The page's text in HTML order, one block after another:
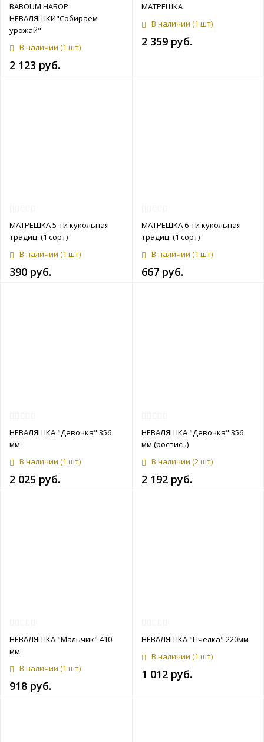
BABOUM НАБОР
НЕВАЛЯШКИ"Собираем
урожай"
В наличии (1 шт)
2 123 руб.
МАТРЕШКА
В наличии (1 шт)
2 359 руб.
МАТРЕШКА 5-ти кукольная
традиц. (1 сорт)
В наличии (1 шт)
390 руб.
МАТРЕШКА 6-ти кукольная
традиц. (1 сорт)
В наличии (1 шт)
667 руб.
НЕВАЛЯШКА "Девочка" 356
мм
В наличии (1 шт)
2 025 руб.
НЕВАЛЯШКА "Девочка" 356
мм (роспись)
В наличии (2 шт)
2 192 руб.
НЕВАЛЯШКА "Мальчик" 410
мм
В наличии (1 шт)
918 руб.
НЕВАЛЯШКА "Пчелка" 220мм
В наличии (1 шт)
1 012 руб.